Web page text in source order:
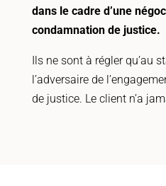
dans le cadre d’une
condamnation de justice.
Ils ne sont à régler qu’au
l’adversaire de
de justice. Le client n’a